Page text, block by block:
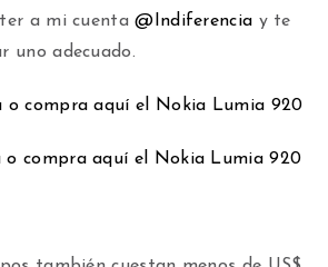
a mi cuenta@Indiferencia y te
uno adecuado.
o compra aquí el Nokia Lumia 920
o compra aquí el Nokia Lumia 920